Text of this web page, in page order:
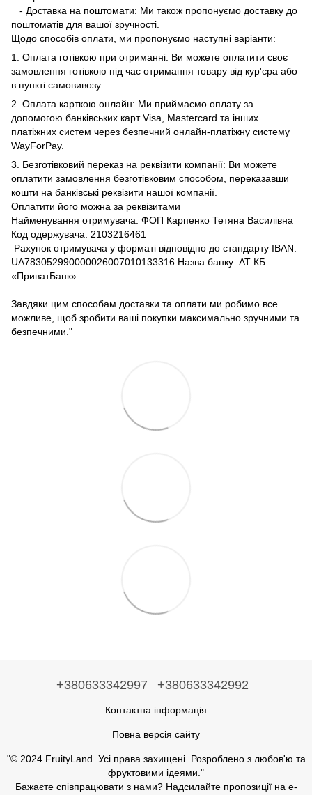
- Доставка на поштомати: Ми також пропонуємо доставку до
поштоматів для вашої зручності.
Щодо способів оплати, ми пропонуємо наступні варіанти:
1. Оплата готівкою при отриманні: Ви можете оплатити своє
замовлення готівкою під час отримання товару від кур'єра або
в пункті самовивозу.
2. Оплата карткою онлайн: Ми приймаємо оплату за
допомогою банківських карт Visa, Mastercard та інших
платіжних систем через безпечний онлайн-платіжну систему
WayForPay.
3. Безготівковий переказ на реквізити компанії: Ви можете
оплатити замовлення безготівковим способом, переказавши
кошти на банківські реквізити нашої компанії.
Оплатити його можна за реквізитами
Найменування отримувача: ФОП Карпенко Тетяна Василівна
Код одержувача: 2103216461
Рахунок отримувача у форматі відповідно до стандарту IBAN:
UA783052990000026007010133316 Назва банку: АТ КБ
«ПриватБанк»
Завдяки цим способам доставки та оплати ми робимо все
можливе, щоб зробити ваші покупки максимально зручними та
безпечними."
+380633342997 +380633342992
Контактна інформація
Повна версія сайту
"© 2024 FruityLand. Усі права захищені. Розроблено з любов'ю та
фруктовими ідеями."
Бажаєте співпрацювати з нами? Надсилайте пропозиції на е-